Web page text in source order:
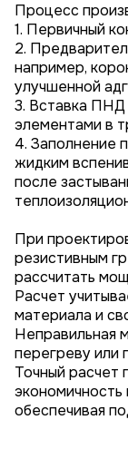
Процесс
1. Первичный
2.
например,
улучшенной
3. Вставка
элементами в
4. Заполнение
жидким
после
При
резистивным
рассчитать
Расчет
материала и
Неправильная
перегреву или
Точный расчет
обеспечивая